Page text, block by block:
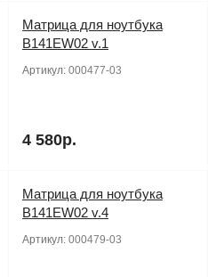
Матрица для ноутбука
B141EW02 v.1
Артикул: 000477-03
4 580р.
Матрица для ноутбука
B141EW02 v.4
Артикул: 000479-03